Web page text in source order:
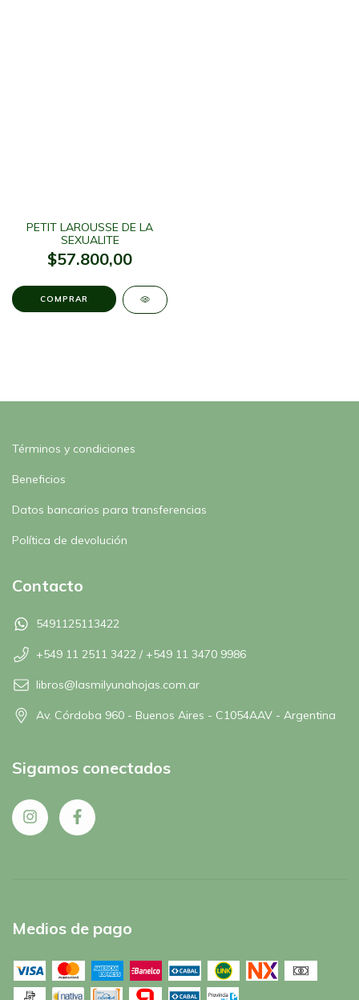
PETIT LAROUSSE DE LA
SEXUALITE
$57.800,00
Términos y condiciones
Beneficios
Datos bancarios para transferencias
Política de devolución
Contacto
5491125113422
+549 11 2511 3422 / +549 11 3470 9986
libros@lasmilyunahojas.com.ar
Av. Córdoba 960 - Buenos Aires - C1054AAV - Argentina
Sigamos conectados
Medios de pago